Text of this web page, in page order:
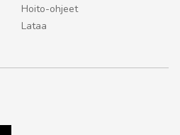
Hoito-ohjeet
Lataa